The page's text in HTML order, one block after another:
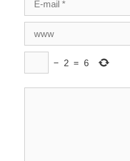
− 2 = 6